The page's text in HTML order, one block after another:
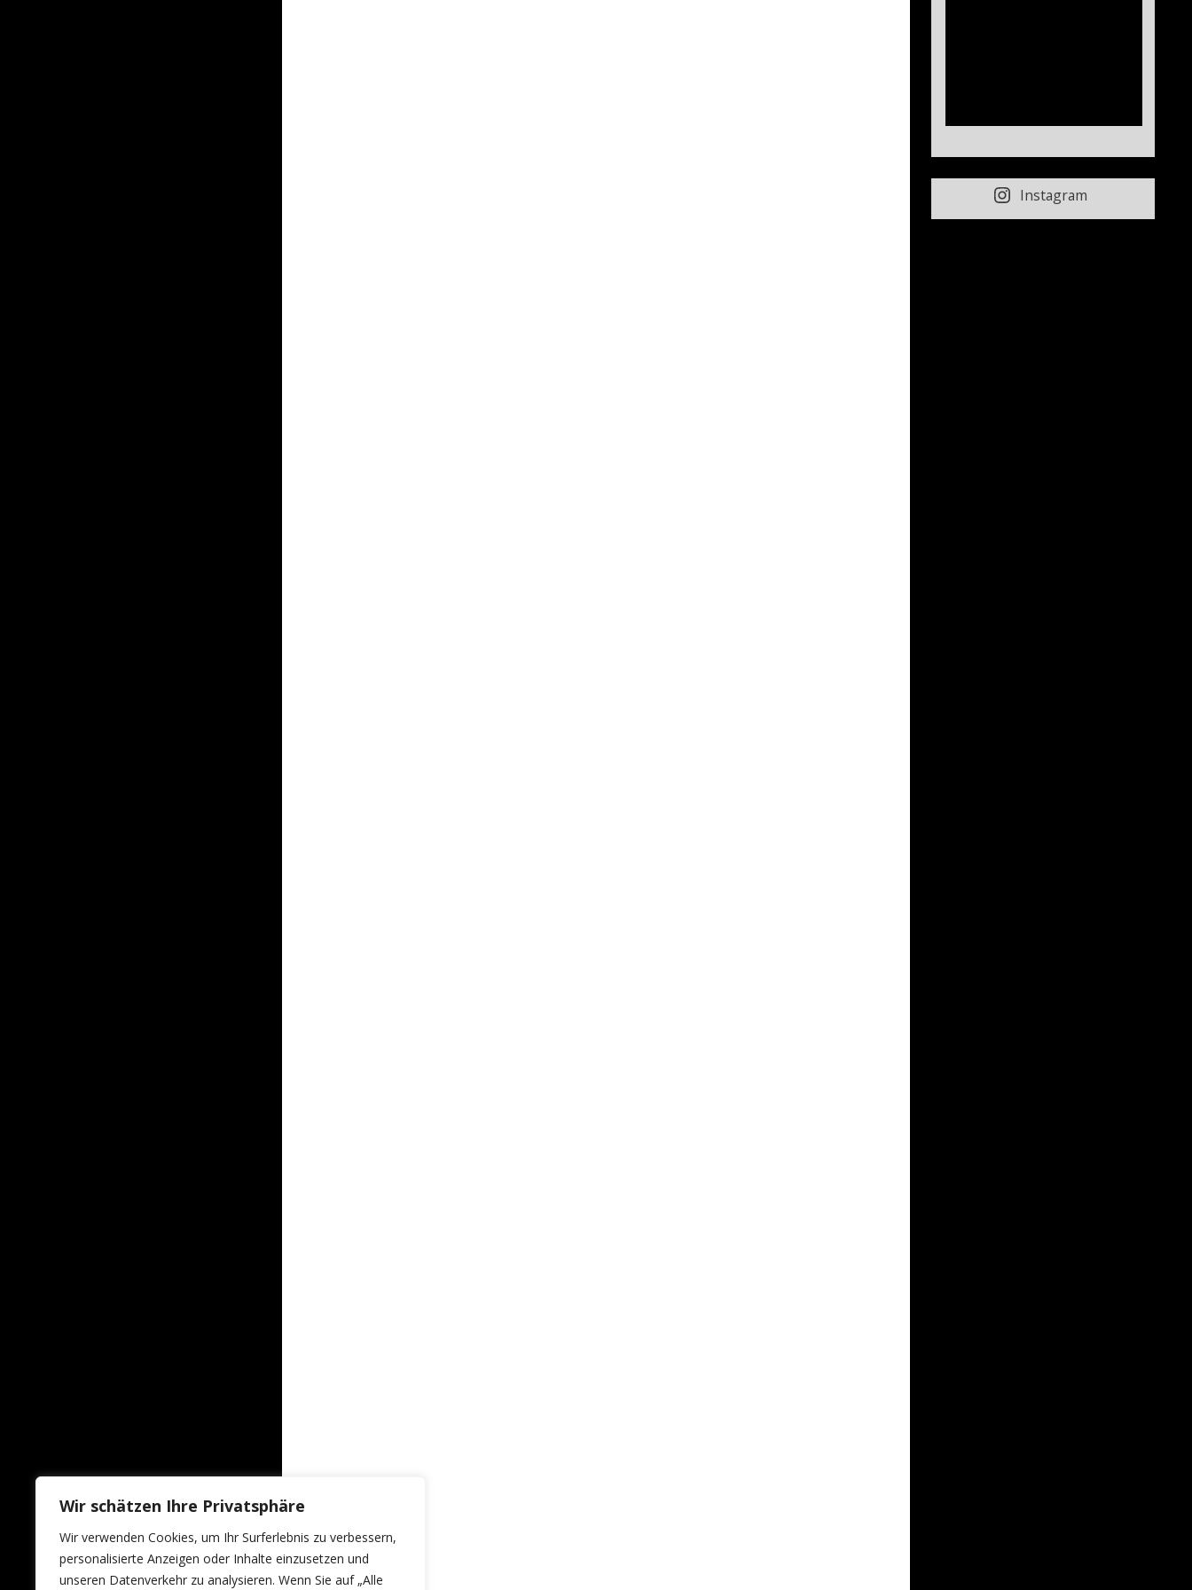
Wir schätzen Ihre Privatsphäre
Wir verwenden Cookies, um Ihr Surferlebnis zu verbessern,
personalisierte Anzeigen oder Inhalte einzusetzen und
unseren Datenverkehr zu analysieren. Wenn Sie auf „Alle
Instagram